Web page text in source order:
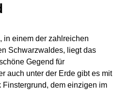
in einem der zahlreichen
Schwarzwaldes, liegt das
Gegend für
auch unter der Erde gibt es mit
dem einzigen im